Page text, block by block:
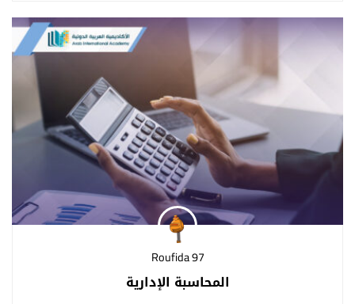
Roufida 97
المحاسبة الإدارية